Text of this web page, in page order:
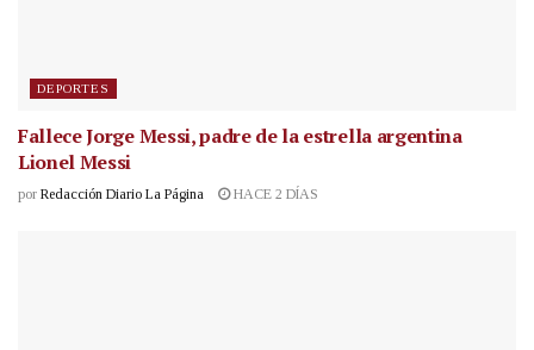
DEPORTES
Fallece Jorge Messi, padre de la estrella argentina
Lionel Messi
por Redacción Diario La Página HACE 2 DÍAS